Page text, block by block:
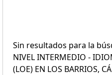
Sin resultados para la
NIVEL INTERMEDIO -
(LOE) EN LOS BARRIOS,